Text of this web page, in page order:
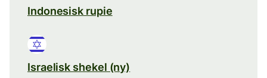
Indonesisk rupie
Israelisk shekel (ny)